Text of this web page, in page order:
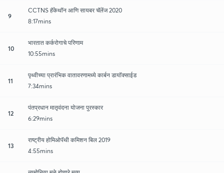
9
CCTNS हॅकेथॉन आणि सायबर चॅलेंज 2020
8:17mins
10
भारतात कर्करोगाचे परिणाम
10:55mins
11
पृथ्वीच्या प्रारंभिक वातावरणामध्ये कार्बन डायॉक्साईड
7:34mins
12
पंतप्रधान मातृवंदना योजना पुरस्कार
6:29mins
13
राष्ट्रीय होमिओपॅथी कमिशन बिल 2019
4:55mins